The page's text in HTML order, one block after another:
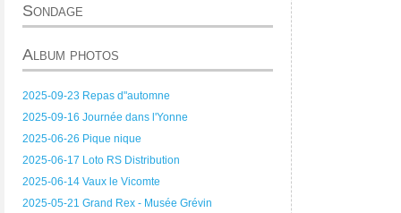
Sondage
Album photos
2025-09-23 Repas d"automne
2025-09-16 Journée dans l'Yonne
2025-06-26 Pique nique
2025-06-17 Loto RS Distribution
2025-06-14 Vaux le Vicomte
2025-05-21 Grand Rex - Musée Grévin